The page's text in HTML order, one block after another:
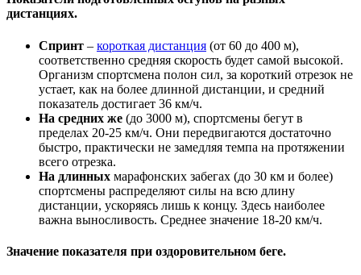
дистанциях.
Спринт – короткая дистанция (от 60 до 400 м),
соответственно средняя скорость будет самой высокой.
Организм спортсмена полон сил, за короткий отрезок не
устает, как на более длинной дистанции, и средний
показатель достигает 36 км/ч.
На средних же (до 3000 м), спортсмены бегут в
пределах 20-25 км/ч. Они передвигаются достаточно
быстро, практически не замедляя темпа на протяжении
всего отрезка.
На длинных марафонских забегах (до 30 км и более)
спортсмены распределяют силы на всю длину
дистанции, ускоряясь лишь к концу. Здесь наиболее
важна выносливость. Среднее значение 18-20 км/ч.
Значение показателя при оздоровительном беге.